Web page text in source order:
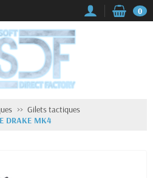
0
Gilets tactiques
DRAKE MK4